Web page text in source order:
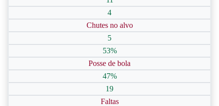
4
Chutes no alvo
5
53%
Posse de bola
47%
19
Faltas